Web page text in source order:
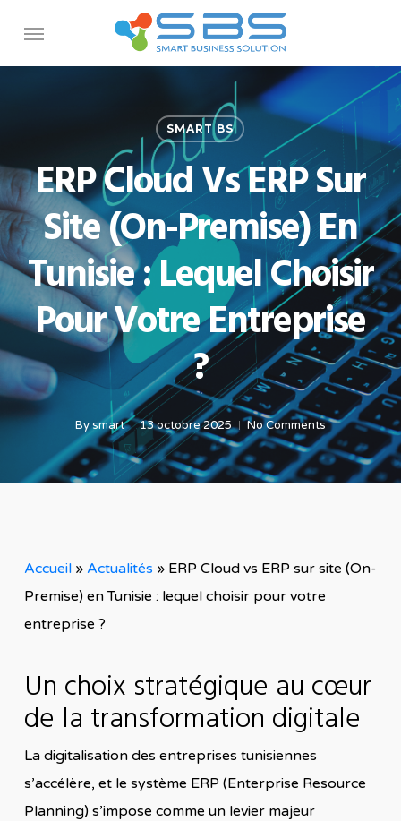
main
Menu
SMART BS
ERP Cloud Vs ERP Sur
Site (On-Premise) En
Tunisie : Lequel Choisir
Pour Votre Entreprise
?
Bysmart 13 octobre 2025 No Comments
Accueil» Actualités » ERP Cloud vs ERP sur site (On-
Premise) en Tunisie : lequel choisir pour votre
entreprise ?
Un choix stratégique au cœur
de la transformation digitale
La digitalisation des entreprises tunisiennes
s’accélère, et le système ERP (Enterprise Resource
Planning) s’impose comme un levier majeur